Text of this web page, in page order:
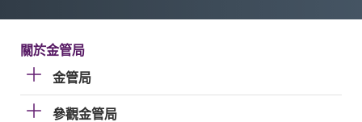
關於金管局
金管局
參觀金管局